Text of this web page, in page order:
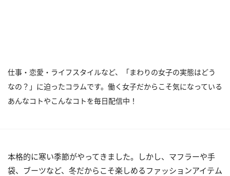
仕事・恋愛・ライフスタイルなど、「まわりの女子の実態はどう
なの？」に迫ったコラムです。働く女子だからこそ気になっている
あんなコトやこんなコトを毎日配信中！
本格的に寒い季節がやってきました。しかし、マフラーや手
袋、ブーツなど、冬だからこそ楽しめるファッションアイテム